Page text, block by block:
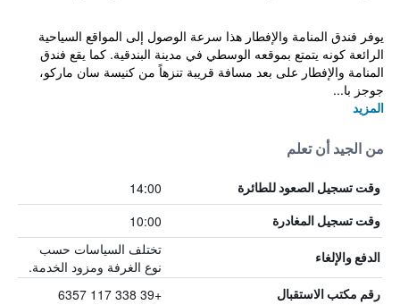
يوفر فندق المنامة والإفطار هذا سرعة الوصول إلى المواقع السياحية
الرائعة كونه يتمتع بموقعه الوسطي في مدينة البندقية. كما يقع فندق
المنامة والإفطار على بعد مسافة قريبة تنزهاً من كنيسة سان ماركو،
جوجز با...
المزيد
من الجيد أن تعلم
وقت تسجيل الصعود للطائرة 14:00
وقت تسجيل المغادرة 10:00
الدفع والإلغاء
تختلف السياسات حسب
نوع الغرفة ومزود الخدمة.
رقم مكتب الاستقبال +39 338 117 6357